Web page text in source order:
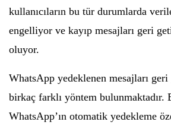
kullanıcıların bu tür durumlarda
engelliyor ve kayıp mesajları geri
oluyor.
WhatsApp yedeklenen mesajları
birkaç farklı yöntem bulunmaktadır.
WhatsApp’ın otomatik yedekleme